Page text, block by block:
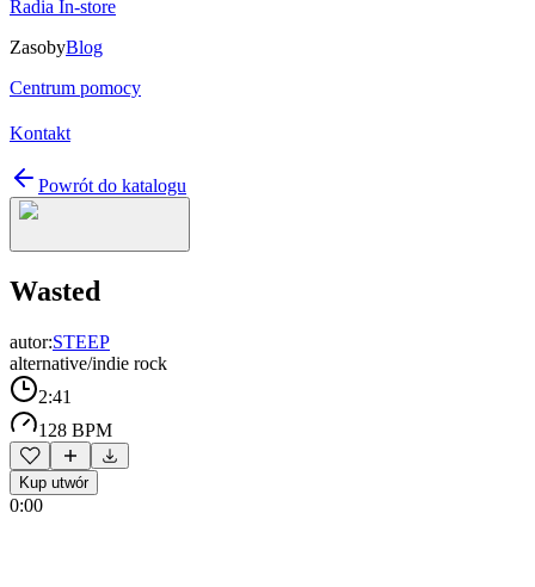
Radia In-store
ZasobyBlog
Centrum pomocy
Kontakt
Powrót do katalogu
Wasted
autor:STEEP
alternative/indie rock
2:41
128 BPM
Kup utwór
0:00